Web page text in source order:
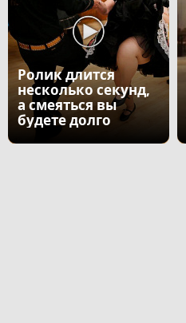
Ролик длится
несколько секунд,
а смеяться вы
будете долго